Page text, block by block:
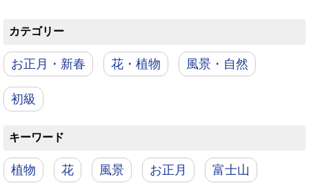
カテゴリー
お正月・新春 花・植物 風景・自然
初級
キーワード
植物 花 風景 お正月 富士山